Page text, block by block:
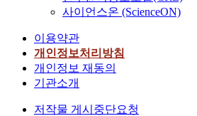
사이언스온 (ScienceON)
이용약관
개인정보처리방침
개인정보 재동의
기관소개
저작물 게시중단요청